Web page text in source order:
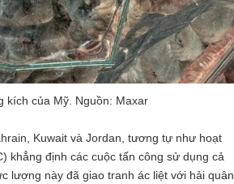
kích của Mỹ. Nguồn: Maxar
Kuwait và Jordan, tương tự như hoạt
khẳng định các cuộc tấn công sử dụng cả
lượng này đã giao tranh ác liệt với hải quân